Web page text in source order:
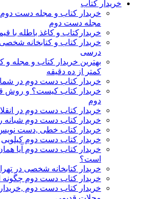
خریدار کتاب
خریدار کتاب و مجله دست
مجله دست دوم
خریدارکتاب و کاغذ باطله با
خریدار کتاب و کتابخانه
درسی
بهترین خریدار کتاب و مجله و
کمتر از ده دقیقه
خریدار کتاب دست دوم در
خریدار کتاب کیست؟ و روش
دوم
خریدار کتاب دست دوم در
خریدار کتاب دست دوم شبانه
خریدار کتاب خطی ,دست
خریدار کتاب دست دوم کیلویی
خریدار کتاب دست دوم آیا
است؟
خریدار کتابخانه شخصی در
خریدار کتاب دست دوم
خریدار کتاب دست دوم ,خریدار